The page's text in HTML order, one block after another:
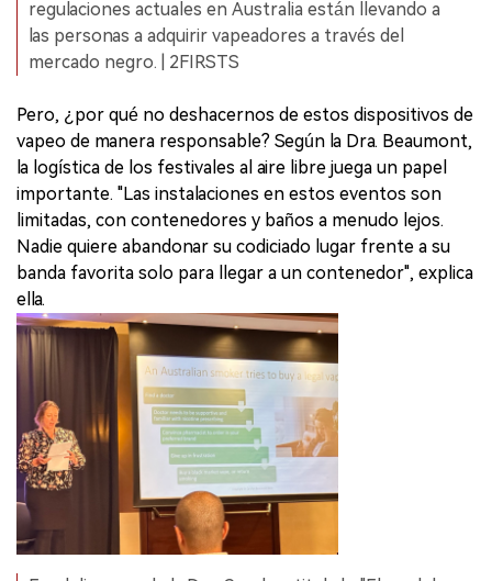
regulaciones actuales en Australia están llevando a
las personas a adquirir vapeadores a través del
mercado negro. | 2FIRSTS
Pero, ¿por qué no deshacernos de estos dispositivos de
vapeo de manera responsable? Según la Dra. Beaumont,
la logística de los festivales al aire libre juega un papel
importante. "Las instalaciones en estos eventos son
limitadas, con contenedores y baños a menudo lejos.
Nadie quiere abandonar su codiciado lugar frente a su
banda favorita solo para llegar a un contenedor", explica
ella.